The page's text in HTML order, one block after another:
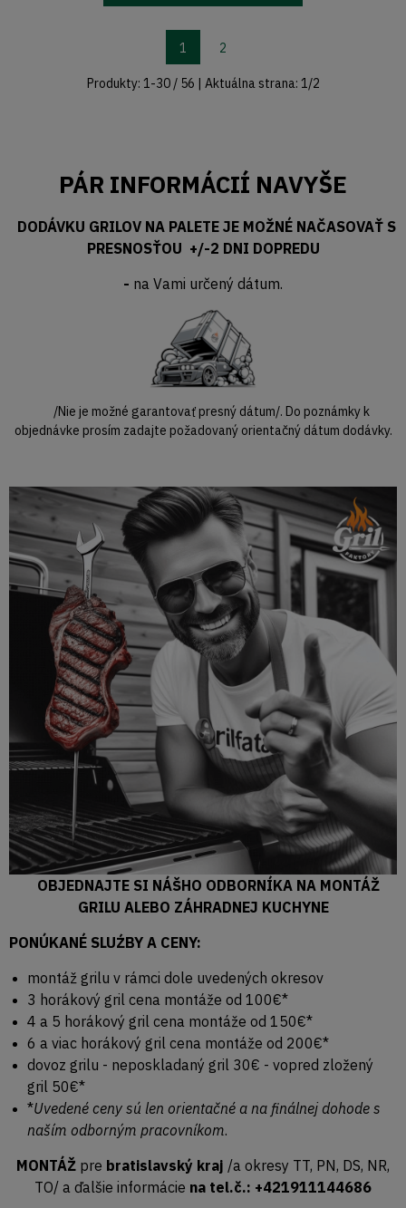
1 2
Produkty: 1-30/ 56 | Aktuálna strana: 1/2
PÁR INFORMÁCIÍ NAVYŠE
DODÁVKU GRILOV NA PALETE JE MOŽNÉ NAČASOVAŤ S
PRESNOSŤOU +/-2 DNI DOPREDU
- na Vami určený dátum.
/Nie je možné garantovať presný dátum/. Do poznámky k
objednávke prosím zadajte požadovaný orientačný dátum dodávky.
OBJEDNAJTE SI NÁŠHO ODBORNÍKA NA MONTÁŽ
GRILU ALEBO ZÁHRADNEJ KUCHYNE
PONÚKANÉ SLUŹBY A CENY:
montáž grilu v rámci dole uvedených okresov
3 horákový gril cena montáže od 100€*
4 a 5 horákový gril cena montáže od 150€*
6 a viac horákový gril cena montáže od 200€*
dovoz grilu - neposkladaný gril 30€ - vopred zložený
gril 50€*
*Uvedené ceny sú len orientačné a na finálnej dohode s
naším odborným pracovníkom.
MONTÁŽ pre bratislavský kraj /a okresy TT, PN, DS, NR,
TO/ a ďalšie informácie na tel.č.: +421911144686